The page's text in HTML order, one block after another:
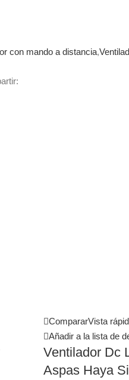
con mando a distancia,
CompararVista
Añadir a la lista de
Ventilador Dc
Aspas Haya